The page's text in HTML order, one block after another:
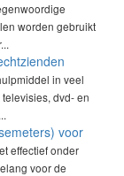
worden gebruikt
in veel
dvd- en
voor
effectief onder
voor de